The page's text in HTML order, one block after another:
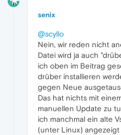
senix
@scyllo
Nein, wir reden nicht
Datei wird ja auch
ich oben im Beitrag
drüber installieren
gegen Neue
Das hat nichts mit
manuellen Update zu
ich manchmal ein alte
(unter Linux)